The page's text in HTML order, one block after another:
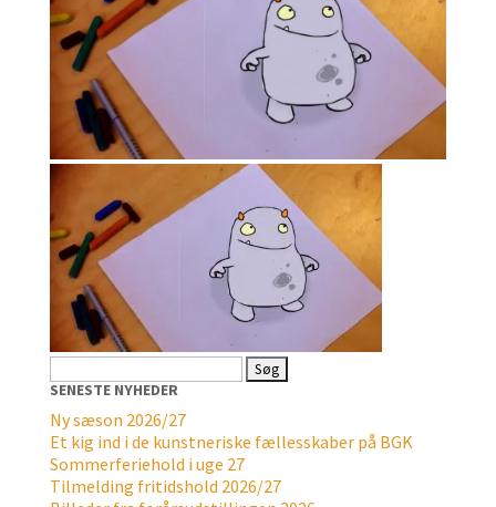
efter:
SENESTE NYHEDER
Ny sæson 2026/27
Et kig ind i de kunstneriske fællesskaber på BGK
Sommerferiehold i uge 27
Tilmelding fritidshold 2026/27